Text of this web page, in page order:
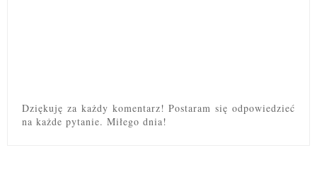
Dziękuję za każdy komentarz! Postaram się odpowiedzieć
na każde pytanie. Miłego dnia!